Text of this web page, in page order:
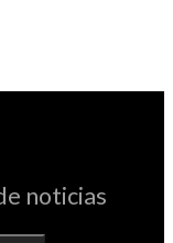
noticias